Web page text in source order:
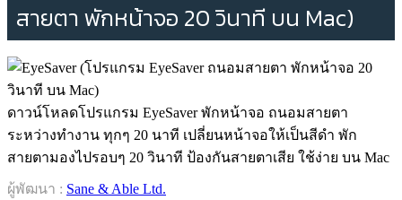
สายตา พักหน้าจอ 20 วินาที บน Mac)
ดาวน์โหลดโปรแกรม EyeSaver พักหน้าจอ ถนอมสายตา
ระหว่างทำงาน ทุกๆ 20 นาที เปลี่ยนหน้าจอให้เป็นสีดำ พัก
สายตามองไปรอบๆ 20 วินาที ป้องกันสายตาเสีย ใช้ง่าย บน Mac
ผู้พัฒนา : Sane & Able Ltd.